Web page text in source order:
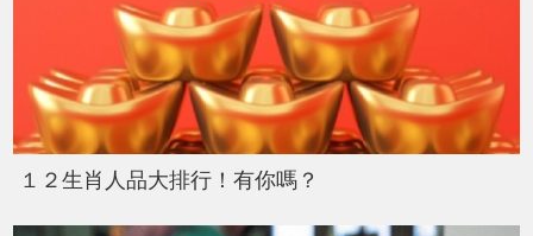
１２生肖人品大排行！有你嗎？